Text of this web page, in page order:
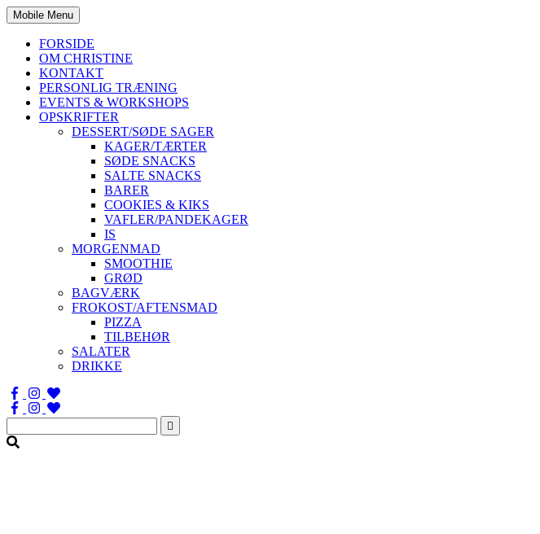
Mobile Menu
FORSIDE
OM CHRISTINE
KONTAKT
PERSONLIG TRÆNING
EVENTS & WORKSHOPS
OPSKRIFTER
DESSERT/SØDE SAGER
KAGER/TÆRTER
SØDE SNACKS
SALTE SNACKS
BARER
COOKIES & KIKS
VAFLER/PANDEKAGER
IS
MORGENMAD
SMOOTHIE
GRØD
BAGVÆRK
FROKOST/AFTENSMAD
PIZZA
TILBEHØR
SALATER
DRIKKE
Søg
efter: